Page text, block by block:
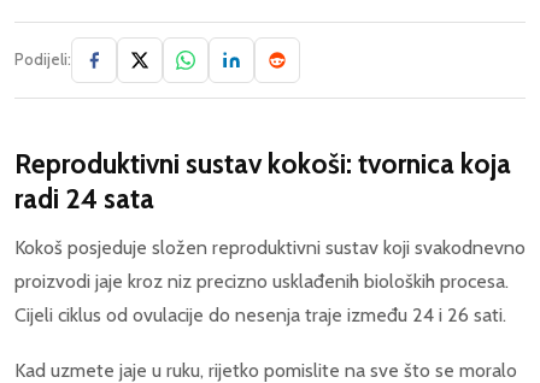
Podijeli:
Reproduktivni sustav kokoši: tvornica koja
radi 24 sata
Kokoš posjeduje složen reproduktivni sustav koji svakodnevno
proizvodi jaje kroz niz precizno usklađenih bioloških procesa.
Cijeli ciklus od ovulacije do nesenja traje između 24 i 26 sati.
Kad uzmete jaje u ruku, rijetko pomislite na sve što se moralo